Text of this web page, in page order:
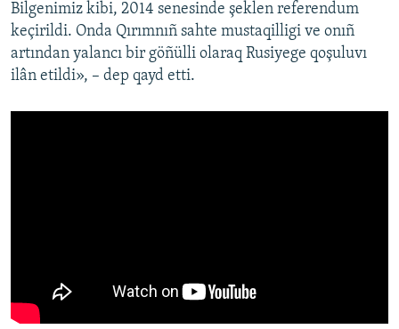
Bilgenimiz kibi, 2014 senesinde şeklen referendum
keçirildi. Onda Qırımnıñ sahte mustaqilligi ve onıñ
artından yalancı bir göñülli olaraq Rusiyege qoşuluvı
ilân etildi», – dep qayd etti.